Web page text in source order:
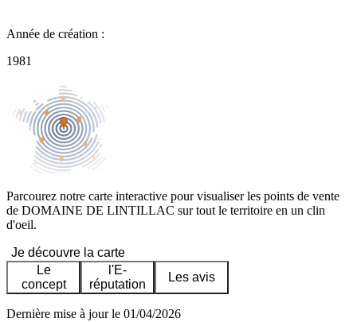
Année de création :
1981
Parcourez notre carte interactive pour visualiser les points de vente
de DOMAINE DE LINTILLAC sur tout le territoire en un clin
d'oeil.
Je découvre la carte
Le
concept
l'E-
réputation
Les avis
Dernière mise à jour le 01/04/2026